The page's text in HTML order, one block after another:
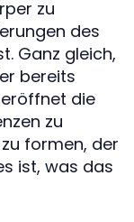
zu
des
Ganz gleich,
bereits
die
zu
formen, der
ist, was das